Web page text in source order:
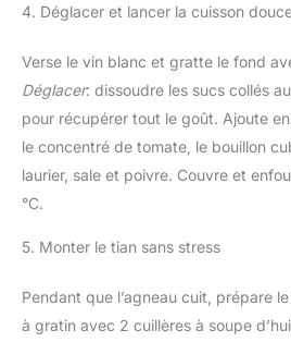
4. Déglacer et lancer la cuisson
Verse le vin blanc et gratte le fond
Déglacer: dissoudre les sucs collés
pour récupérer tout le goût. Ajoute
le concentré de tomate, le bouillon
laurier, sale et poivre. Couvre et
°C.
5. Monter le tian sans stress
Pendant que l’agneau cuit, prépare
à gratin avec 2 cuillères à soupe